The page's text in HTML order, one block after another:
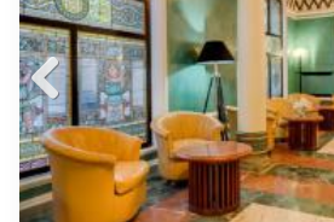
Previ
ous